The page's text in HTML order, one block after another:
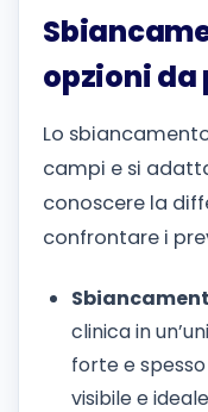
opzioni da
Lo
campi e si
conoscere la
confrontare i
clinica in
forte e
visibile e